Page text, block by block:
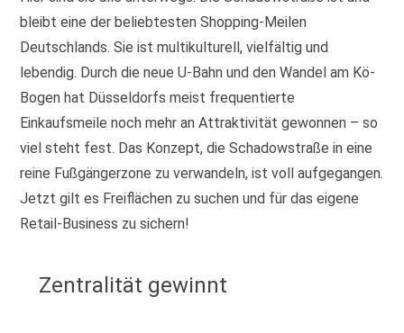
bleibt eine der beliebtesten Shopping-Meilen
Deutschlands. Sie ist multikulturell, vielfältig und
lebendig. Durch die neue U-Bahn und den Wandel am Kö-
Bogen hat Düsseldorfs meist frequentierte
Einkaufsmeile noch mehr an Attraktivität gewonnen – so
viel steht fest. Das Konzept, die Schadowstraße in eine
reine Fußgängerzone zu verwandeln, ist voll aufgegangen.
Jetzt gilt es Freiflächen zu suchen und für das eigene
Retail-Business zu sichern!
Zentralität gewinnt